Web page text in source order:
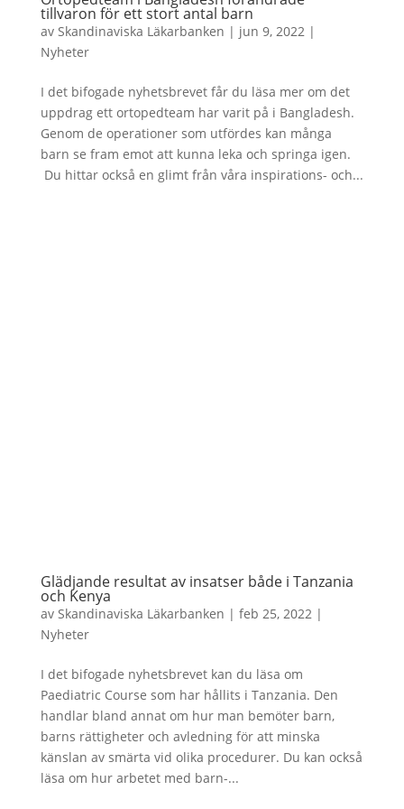
tillvaron för ett stort antal barn
av Skandinaviska Läkarbanken | jun 9, 2022|
Nyheter
I det bifogade nyhetsbrevet får du läsa mer om det
uppdrag ett ortopedteam har varit på i Bangladesh.
Genom de operationer som utfördes kan många
barn se fram emot att kunna leka och springa igen.
Du hittar också en glimt från våra inspirations- och...
Glädjande resultat av insatser både i Tanzania
och Kenya
av Skandinaviska Läkarbanken | feb 25, 2022 |
Nyheter
I det bifogade nyhetsbrevet kan du läsa om
Paediatric Course som har hållits i Tanzania. Den
handlar bland annat om hur man bemöter barn,
barns rättigheter och avledning för att minska
känslan av smärta vid olika procedurer. Du kan också
läsa om hur arbetet med barn-...